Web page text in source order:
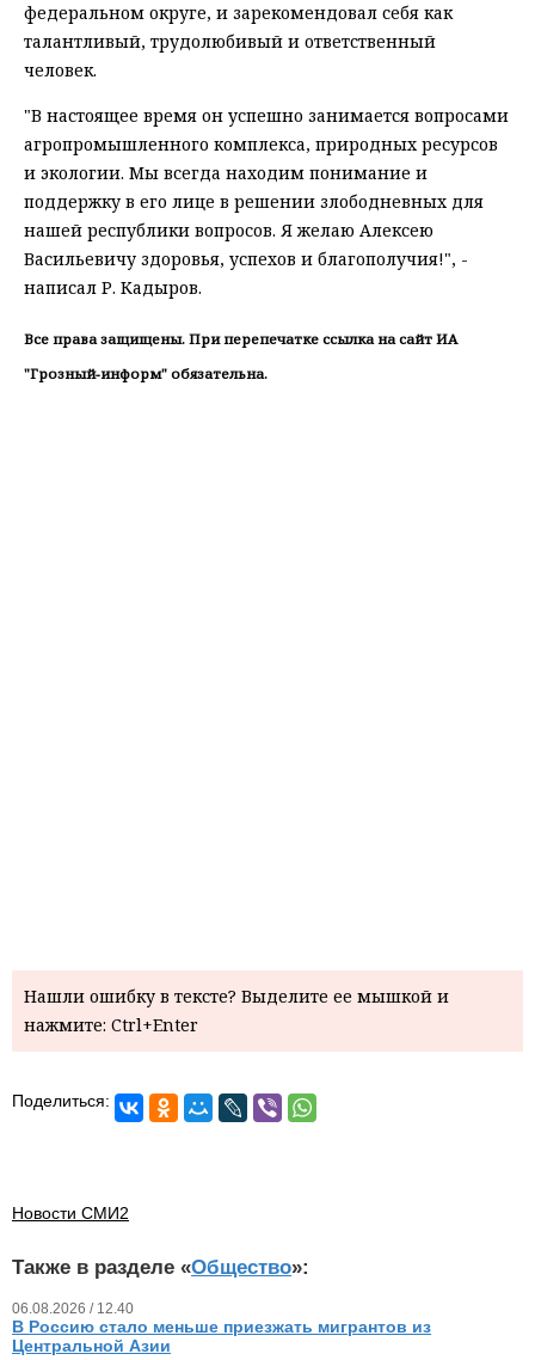
федеральном округе, и зарекомендовал себя как
талантливый, трудолюбивый и ответственный
человек.
"В настоящее время он успешно занимается вопросами
агропромышленного комплекса, природных ресурсов
и экологии. Мы всегда находим понимание и
поддержку в его лице в решении злободневных для
нашей республики вопросов. Я желаю Алексею
Васильевичу здоровья, успехов и благополучия!", -
написал Р. Кадыров.
Все права защищены. При перепечатке ссылка на сайт ИА
"Грозный-информ" обязательна.
Нашли ошибку в тексте? Выделите ее мышкой и
нажмите: Ctrl+Enter
Поделиться:
Новости СМИ2
Также в разделе «Общество»:
06.08.2026 / 12.40
В Россию стало меньше приезжать мигрантов из
Центральной Азии